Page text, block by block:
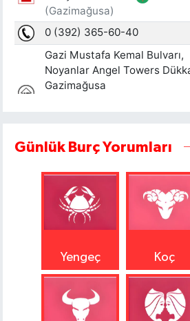
Günlük Burç Yorumları
Yengeç Koç